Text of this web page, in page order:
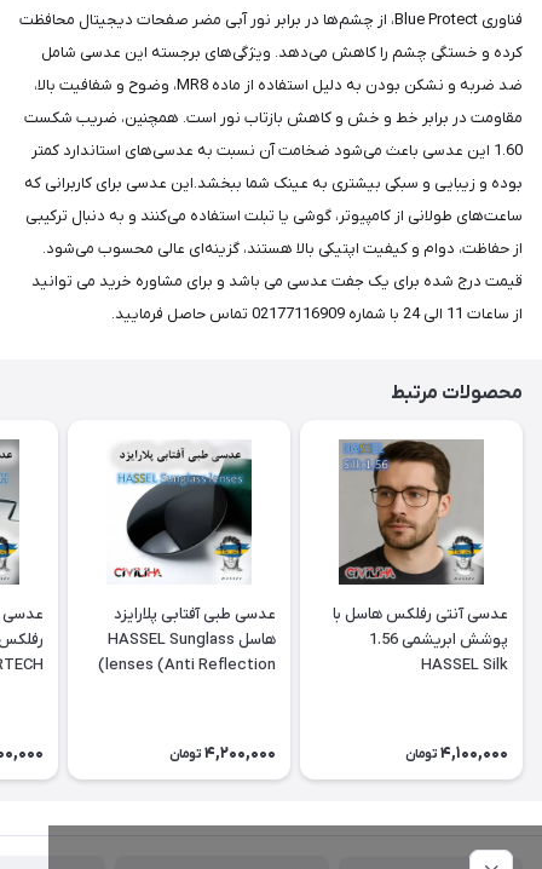
فناوری Blue Protect، از چشم‌ها در برابر نور آبی مضر صفحات دیجیتال محافظت
کرده و خستگی چشم را کاهش می‌دهد. ویژگی‌های برجسته این عدسی شامل
ضد ضربه و نشکن بودن به دلیل استفاده از ماده MR8، وضوح و شفافیت بالا،
مقاومت در برابر خط و خش و کاهش بازتاب نور است. همچنین، ضریب شکست
1.60 این عدسی باعث می‌شود ضخامت آن نسبت به عدسی‌های استاندارد کمتر
بوده و زیبایی و سبکی بیشتری به عینک شما ببخشد.این عدسی برای کاربرانی که
ساعت‌های طولانی از کامپیوتر، گوشی یا تبلت استفاده می‌کنند و به دنبال ترکیبی
از حفاظت، دوام و کیفیت اپتیکی بالا هستند، گزینه‌ای عالی محسوب می‌شود.
قیمت درج شده برای یک جفت عدسی می باشد و برای مشاوره خرید می توانید
از ساعات 11 الی 24 با شماره 02177116909 تماس حاصل فرمایید.
محصولات مرتبط
عدسی آنتی رفلکس هاسل با
پوشش ابریشمی 1.56
HASSEL Silk
4,100,000 تومان
عدسی طبی آفتابی پلارایزد
هاسل HASSEL Sunglass
lenses (Anti Reflection)
4,200,000 تومان
عدسی